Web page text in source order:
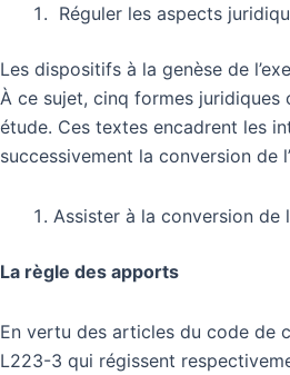
Réguler les aspects
Les dispositifs à la genèse de
À ce sujet, cinq formes juridiques
étude. Ces textes encadrent les
successivement la conversion de
Assister à la conversion de
La règle des apports
En vertu des articles du code de
L223-3 qui régissent